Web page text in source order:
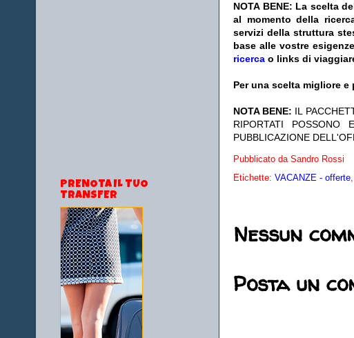
NOTA BENE: La scelta
al momento della
servizi della struttura
base alle vostre
ricerca o links di
Per una scelta migliore
NOTA BENE: IL
RIPORTATI POSSONO
PUBBLICAZIONE
Pubblicato da Sandro Rossi
Etichette: VACANZE - offerte
Nessun
Posta un
PRENOTA IL TUO
TRANSFER